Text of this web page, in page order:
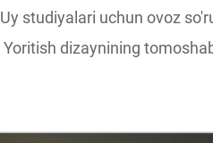
Uy studiyalari uchun ovoz
Yoritish dizaynining